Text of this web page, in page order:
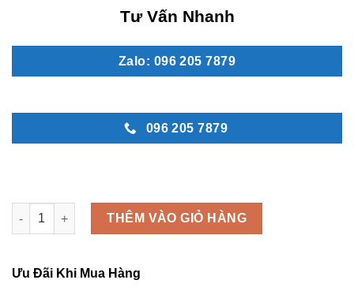
Tư Vấn Nhanh
Zalo: 096 205 7879
096 205 7879
Dịu dàng - M257 số lượng
THÊM VÀO GIỎ HÀNG
Ưu Đãi Khi Mua Hàng